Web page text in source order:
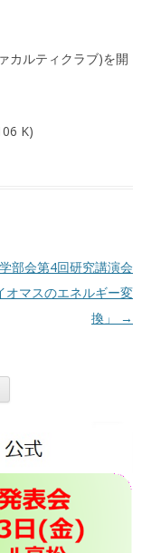
カルティクラブ)を開
K)
部会第4回研究講演会
オマスのエネルギー変
換」
→